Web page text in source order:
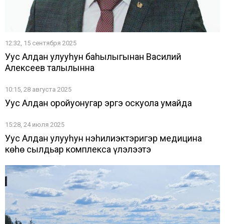
12:32, 15 сентября 2025
Уус Алдан улууһун баһылыгынан Василий
Алексеев талылынна
10:15, 28 августа 2025
Уус Алдан оройуонугар эргэ оскуола умайда
15:28, 24 июля 2025
Уус Алдан улууһун нэһилиэктэригэр медицина
көһө сылдьар комплекса үлэлээтэ